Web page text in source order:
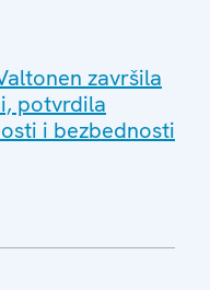
završila
potvrdila
i bezbednosti